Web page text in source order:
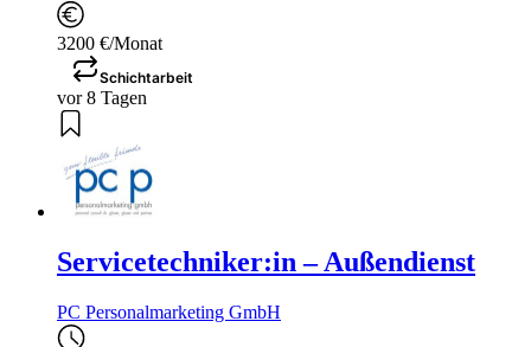
3200 €/Monat
Schichtarbeit
vor 8 Tagen
Servicetechniker:in – Außendienst
PC Personalmarketing GmbH